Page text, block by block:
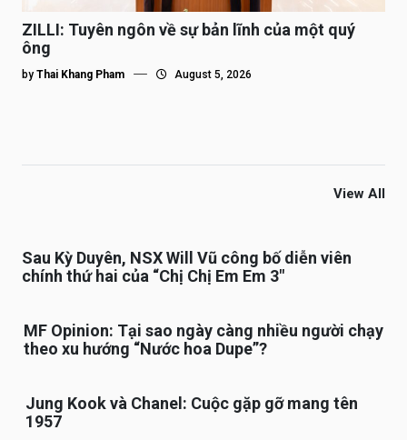
ZILLI: Tuyên ngôn về sự bản lĩnh của một quý
ông
by Thai Khang Pham August 5, 2026
View All
Sau Kỳ Duyên, NSX Will Vũ công bố diễn viên
chính thứ hai của “Chị Chị Em Em 3″
MF Opinion: Tại sao ngày càng nhiều người chạy
theo xu hướng “Nước hoa Dupe”?
Jung Kook và Chanel: Cuộc gặp gỡ mang tên
1957